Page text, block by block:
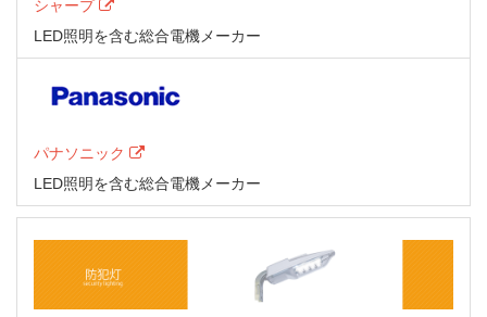
シャープ
LED照明を含む総合電機メーカー
パナソニック
LED照明を含む総合電機メーカー